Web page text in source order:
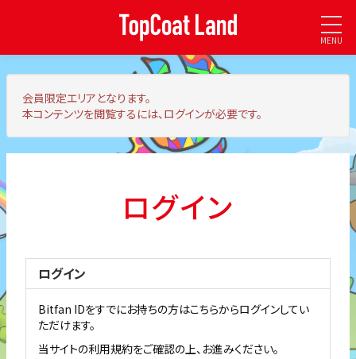
MENU
会員限定エリア となります。
本コンテンツを閲覧するには、ログインが必要です。
ログイン
ログイン
Bitfan IDをすでにお持ちの方はこちらからログインしてい
ただけます。
当サイトの利用規約をご確認の上、お進みください。